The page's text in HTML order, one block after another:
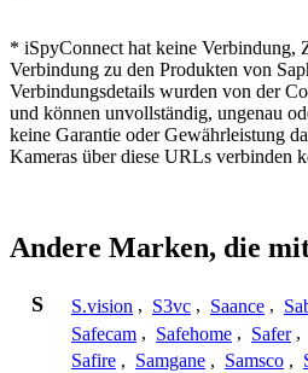
* iSpyConnect hat keine Verbindung,
Verbindung zu den Produkten von
Verbindungsdetails wurden von der
und können unvollständig, ungenau
keine Garantie oder Gewährleistung
Kameras über diese URLs verbinden
Andere Marken, die
S S.vision , S3vc , Saance ,
Safecam , Safehome , Safer ,
Safire , Samgane , Samsco ,